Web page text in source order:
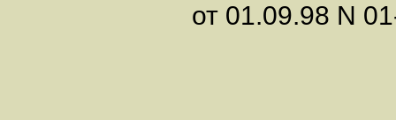
от 01.09.98 N